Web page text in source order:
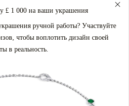
£ 1 000 на ваши украшения
ручной работы? Участвуйте
чтобы воплотить дизайн своей
в реальность.